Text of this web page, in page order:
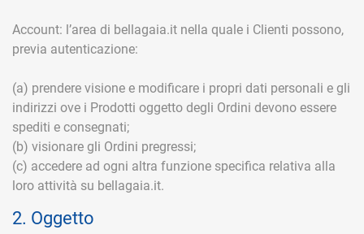
Account: l’area di bellagaia.it nella quale i Clienti possono,
previa autenticazione:
(a) prendere visione e modificare i propri dati personali e gli
indirizzi ove i Prodotti oggetto degli Ordini devono essere
spediti e consegnati;
(b) visionare gli Ordini pregressi;
(c) accedere ad ogni altra funzione specifica relativa alla
loro attività su bellagaia.it.
2. Oggetto